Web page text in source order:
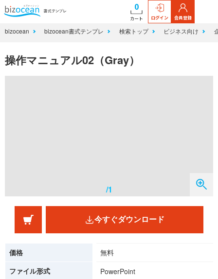
0
カート ログイン 会員登録
bizocean bizocean書式テンプレ 検索トップ ビジネス向け
操作マニュアル02（Gray）
/1
今すぐダウンロード
価格
無料
ファイル形式
PowerPoint